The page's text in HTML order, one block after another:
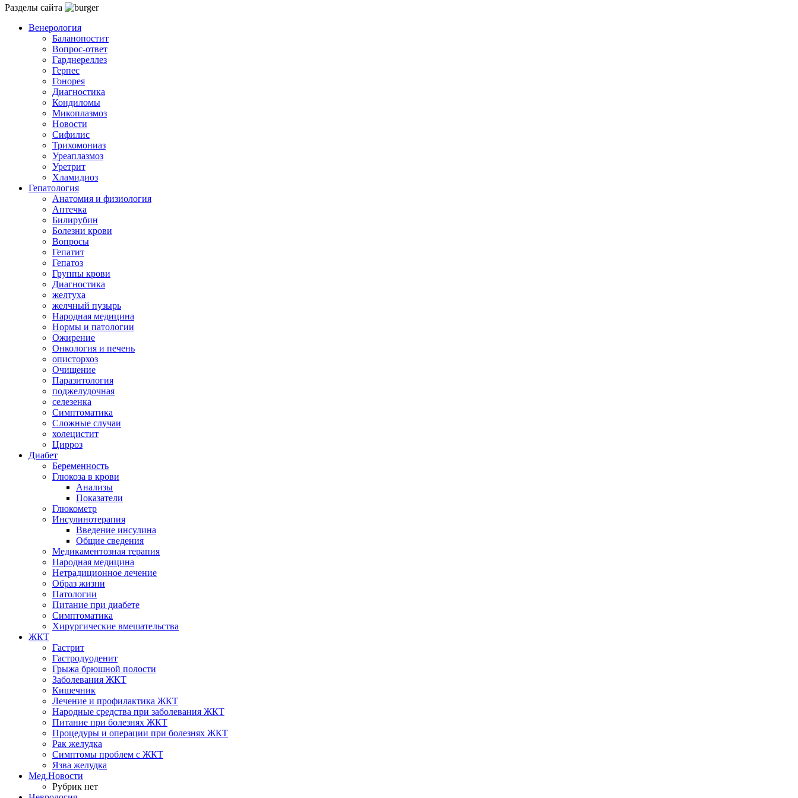
Разделы сайта
Венерология
Баланопостит
Вопрос-ответ
Гарднереллез
Герпес
Гонорея
Диагностика
Кондиломы
Микоплазмоз
Новости
Сифилис
Трихомониаз
Уреаплазмоз
Уретрит
Хламидиоз
Гепатология
Анатомия и физиология
Аптечка
Билирубин
Болезни крови
Вопросы
Гепатит
Гепатоз
Группы крови
Диагностика
желтуха
желчный пузырь
Народная медицина
Нормы и патологии
Ожирение
Онкология и печень
описторхоз
Очищение
Паразитология
поджелудочная
селезенка
Симптоматика
Сложные случаи
холецистит
Цирроз
Диабет
Беременность
Глюкоза в крови
Анализы
Показатели
Глюкометр
Инсулинотерапия
Введение инсулина
Общие сведения
Медикаментозная терапия
Народная медицина
Нетрадиционное лечение
Образ жизни
Патологии
Питание при диабете
Симптоматика
Хирургические вмешательства
ЖКТ
Гастрит
Гастродуоденит
Грыжа брюшной полости
Заболевания ЖКТ
Кишечник
Лечение и профилактика ЖКТ
Народные средства при заболевания ЖКТ
Питание при болезнях ЖКТ
Процедуры и операции при болезнях ЖКТ
Рак желудка
Симптомы проблем с ЖКТ
Язва желудка
Мед.Новости
Рубрик нет